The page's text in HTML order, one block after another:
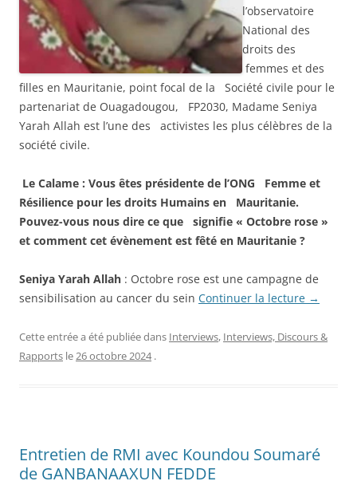
l’observatoire
National des
droits des
femmes et des
filles en Mauritanie, point focal de la Société civile pour le
partenariat de Ouagadougou, FP2030, Madame Seniya
Yarah Allah est l’une des activistes les plus célèbres de la
société civile.
Le Calame : Vous êtes présidente de l’ONG Femme et
Résilience pour les droits Humains en Mauritanie.
Pouvez-vous nous dire ce que signifie « Octobre rose »
et comment cet évènement est fêté en Mauritanie ?
Seniya Yarah Allah : Octobre rose est une campagne de
sensibilisation au cancer du sein Continuer la lecture →
Cette entrée a été publiée dans Interviews, Interviews, Discours &
Rapports le26 octobre 2024 .
Entretien de RMI avec Koundou Soumaré
de GANBANAAXUN FEDDE